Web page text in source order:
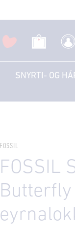
SNYRTI- OG
FOSSIL
FOSSIL
Butterfly